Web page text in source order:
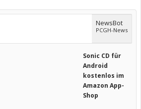
NewsBot
PCGH-News
Sonic CD für
Android
kostenlos im
Amazon App-
Shop